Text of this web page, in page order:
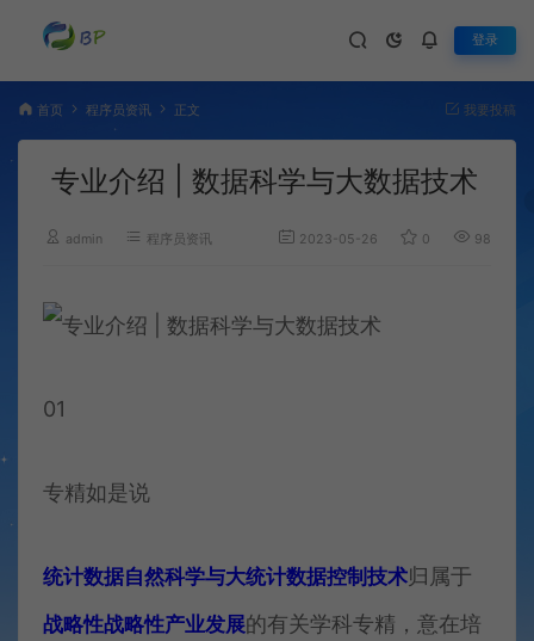
登录
首页 程序员资讯 正文 我要投稿
专业介绍 | 数据科学与大数据技术
admin 程序员资讯 2023-05-26 0 981
01
专精如是说
统计数据自然科学与大统计数据控制技术归属于
战略性战略性产业发展的有关学科专精，意在培